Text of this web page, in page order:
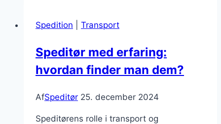
og
Spedition Transport
Speditør med erfaring:
hvordan finder man dem?
AfSpeditør 25. december 2024
Speditørens rolle i transport og